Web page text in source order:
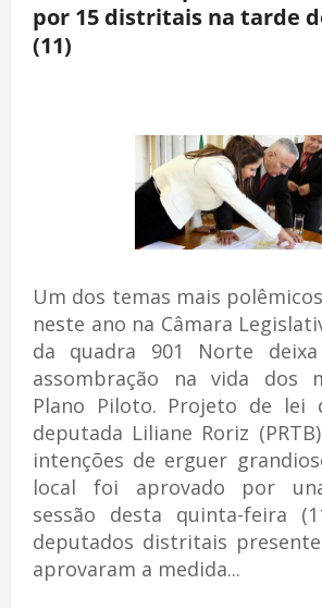
por 15 distritais na tarde
(11)
Um dos temas mais
neste ano na Câmara
da quadra 901 Norte
assombração na vida dos
Plano Piloto. Projeto de lei
deputada Liliane Roriz
intenções de erguer
local foi aprovado por
sessão desta quinta-feira
deputados distritais
aprovaram a medida...